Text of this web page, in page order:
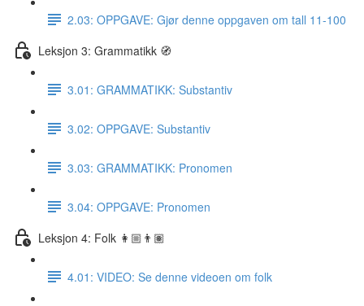
2.03: OPPGAVE: Gjør denne oppgaven om tall 11-100
Leksjon 3: Grammatikk 🧭
3.01: GRAMMATIKK: Substantiv
3.02: OPPGAVE: Substantiv
3.03: GRAMMATIKK: Pronomen
3.04: OPPGAVE: Pronomen
Leksjon 4: Folk 👩🏼👨🏽
4.01: VIDEO: Se denne videoen om folk